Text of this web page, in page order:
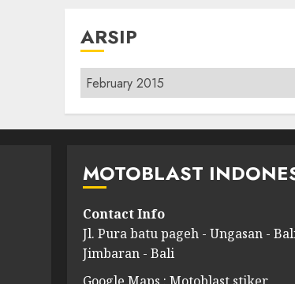
ARSIP
Arsip
MOTOBLAST
Contact Info
Jl. Pura batu pageh - Ungasan -
Jimbaran - Bali